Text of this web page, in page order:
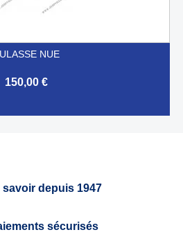
NUE
150,00 €
savoir depuis 1947
sécurisés